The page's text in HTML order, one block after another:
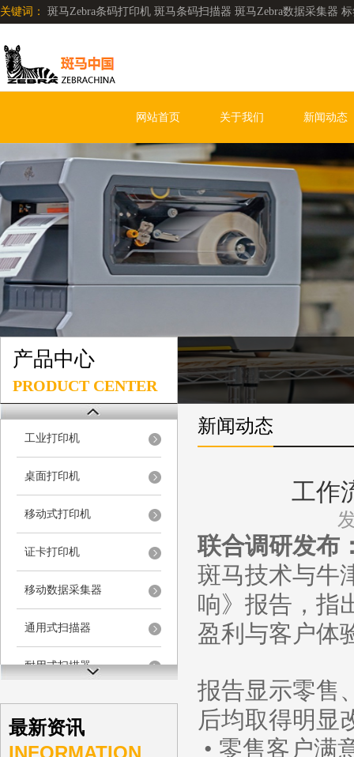
关键词： 斑马Zebra条码打印机 斑马条码扫描器 斑马Zebra数据采集器
网站首页 关于我们 新闻动态
产品中心
PRODUCT CENTER
工业打印机
桌面打印机
移动式打印机
证卡打印机
移动数据采集器
通用式扫描器
耐用式扫描器
固定式扫描器
最新资讯
INFORMATION
新闻动态
工作
联合调研发布
斑马技术与牛
响》报告，指
盈利与客户体
报告显示零售
后均取得明显
• 零售客户满